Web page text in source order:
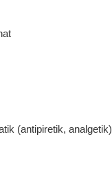
(antipiretik, analgetik)